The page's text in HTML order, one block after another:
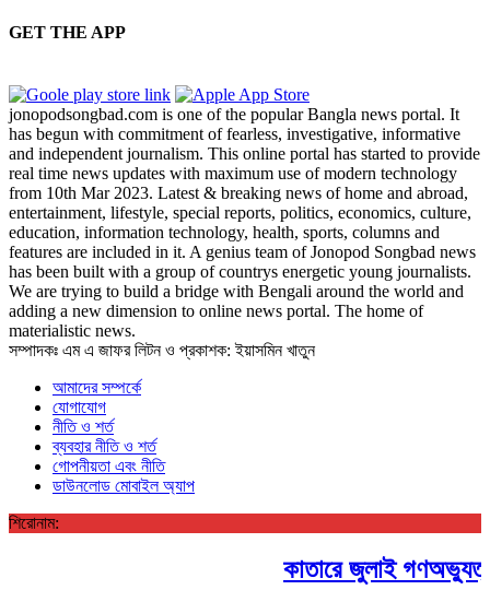
GET THE APP
jonopodsongbad.com is one of the popular Bangla news portal. It
has begun with commitment of fearless, investigative, informative
and independent journalism. This online portal has started to provide
real time news updates with maximum use of modern technology
from 10th Mar 2023. Latest & breaking news of home and abroad,
entertainment, lifestyle, special reports, politics, economics, culture,
education, information technology, health, sports, columns and
features are included in it. A genius team of Jonopod Songbad news
has been built with a group of countrys energetic young journalists.
We are trying to build a bridge with Bengali around the world and
adding a new dimension to online news portal. The home of
materialistic news.
সম্পাদকঃ এম এ জাফর লিটন ও প্রকাশক: ইয়াসমিন খাতুন
আমাদের সম্পর্কে
যোগাযোগ
নীতি ও শর্ত
ব্যবহার নীতি ও শর্ত
গোপনীয়তা এবং নীতি
ডাউনলোড মোবাইল অ্যাপ
শিরোনাম:
কাতারে জুলাই